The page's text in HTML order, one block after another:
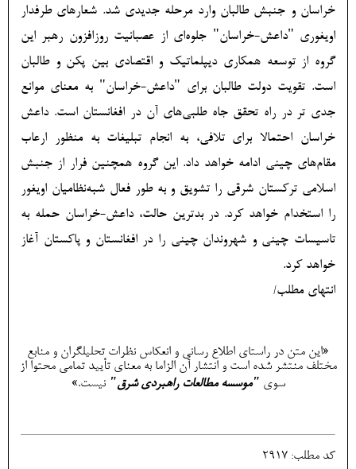
خراسان و جنبش طالبان وارد مرحله جدیدی شد. شعارهای طرفدار
اویغوری "داعش-خراسان" جلوه‌ای از عصبانیت روزافزون رهبر این
گروه از توسعه همکاری دیپلماتیک و اقتصادی بین پکن و طالبان
است. تقویت دولت طالبان برای "داعش-خراسان" به معنای موانع
جدی تر در راه تحقق جاه طلبی‌های آن در افغانستان است. داعش
خراسان احتمالا برای تلافی، به انجام تبلیغات به منظور ارعاب
مقام‌های چینی ادامه خواهد داد. این گروه همچنین فرار از جنبش
اسلامی ترکستان شرقی را تشویق و به طور فعال شبه‌نظامیان اویغور
را استخدام خواهد کرد. در بدترین حالت، داعش-خراسان حمله به
تاسیسات چینی و شهروندان چینی را در افغانستان و پاکستان آغاز
خواهد کرد.
انتهای مطلب/
«این متن در راستای اطلاع رسانی و انعكاس نظرات تحليلگران و منابع
مختلف منتشر شده است و انتشار آن الزاما به معنای تأیید تمامی محتوا از
سوی "موسسه مطالعات راهبردی شرق" نیست.»
کد مطلب: 2917